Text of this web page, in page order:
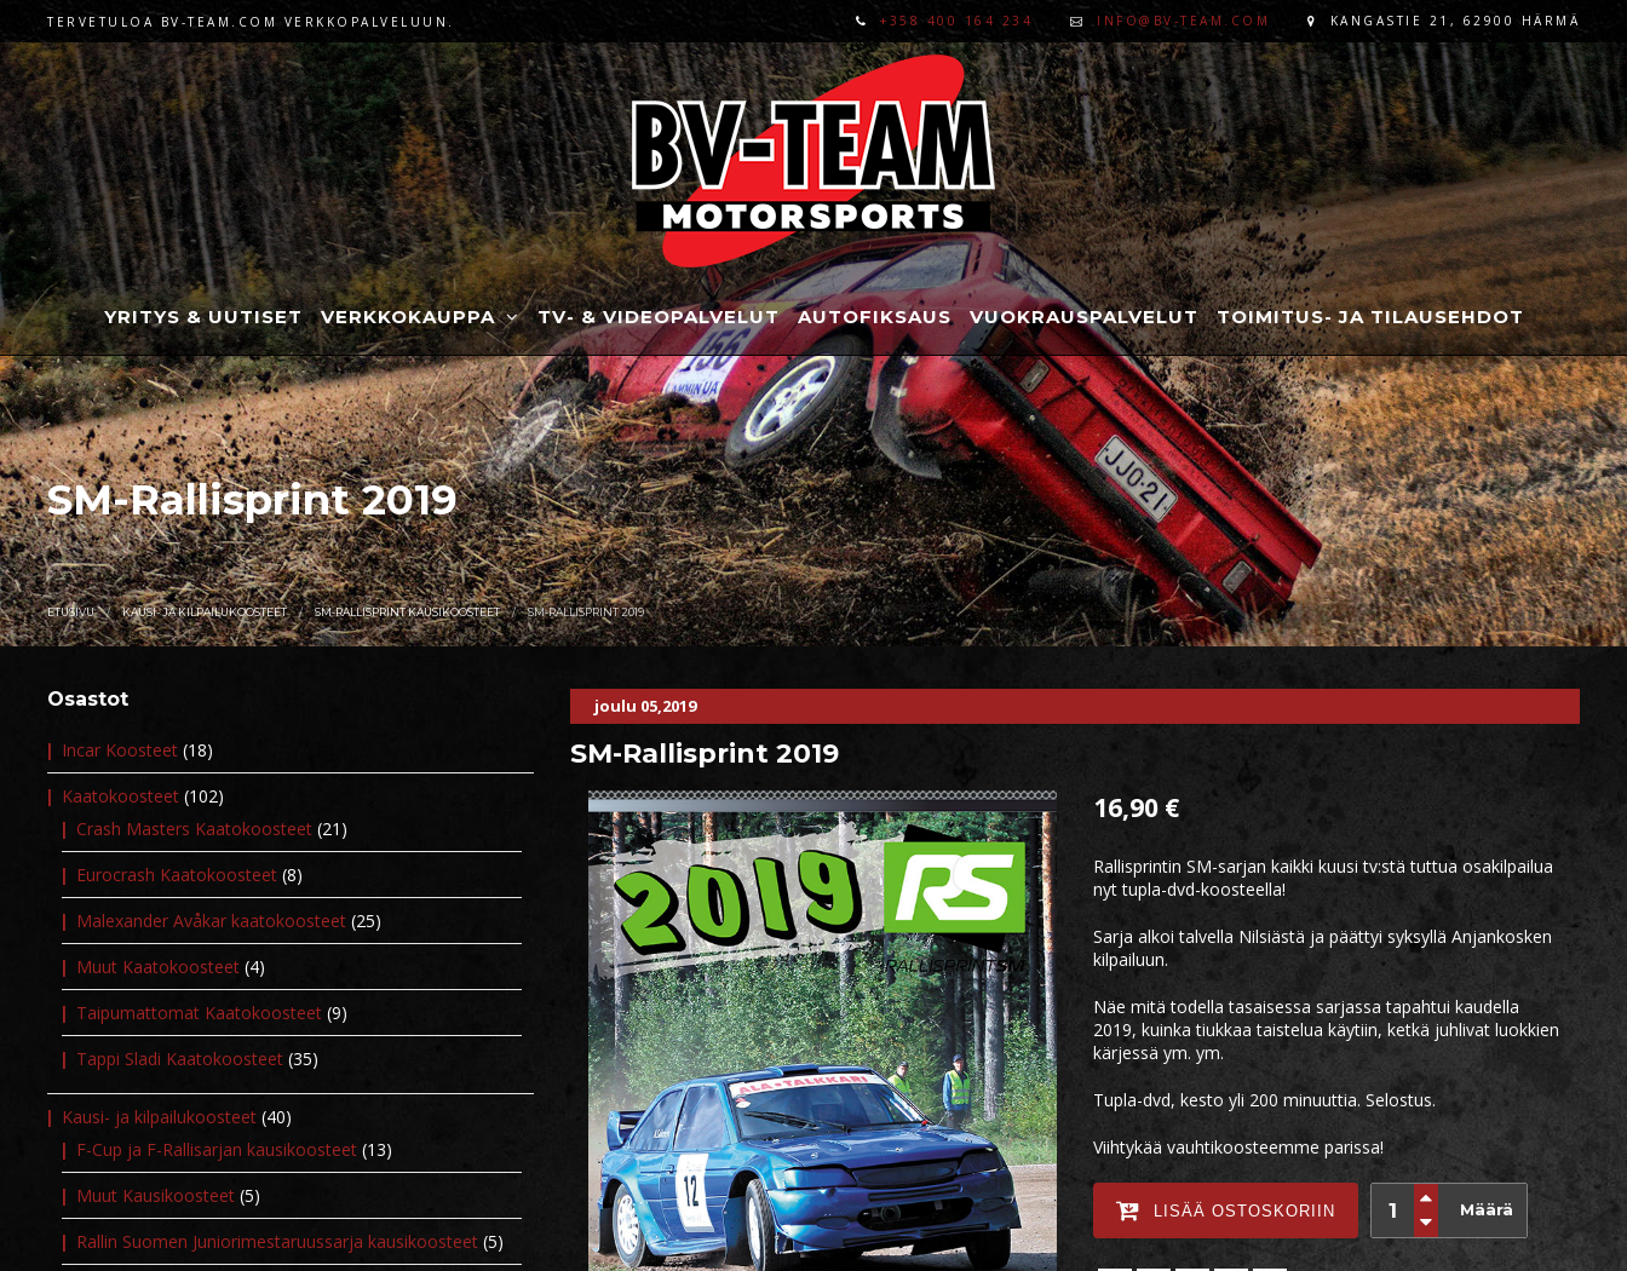
TERVETULOA BV-TEAM.COM VERKKOPALVELUUN. +358 400 164 234 INFO@BV-TEAM.COM KANGASTIE 21, 62900 HÄRMÄ
YRITYS & UUTISET VERKKOKAUPPA TV- & VIDEOPALVELUT AUTOFIKSAUS VUOKRAUSPALVELUT TOIMITUS- JA TILAUSEHDOT
SM-Rallisprint 2019
ETUSIVU KAUSI- JA KILPAILUKOOSTEET SM-RALLISPRINT KAUSIKOOSTEET SM-RALLISPRINT 2019
joulu 05,2019
SM-Rallisprint 2019
16,90 €
Rallisprintin SM-sarjan kaikki kuusi tv:stä tuttua osakilpailua
nyt tupla-dvd-koosteella!
Sarja alkoi talvella Nilsiästä ja päättyi syksyllä Anjankosken
kilpailuun.
Näe mitä todella tasaisessa sarjassa tapahtui kaudella
2019, kuinka tiukkaa taistelua käytiin, ketkä juhlivat luokkien
kärjessä ym. ym.
Tupla-dvd, kesto yli 200 minuuttia. Selostus.
Viihtykää vauhtikoosteemme parissa!
Määrä
LISÄÄ OSTOSKORIIN
Osastot
Incar Koosteet (18)
Kaatokoosteet (102)
Crash Masters Kaatokoosteet (21)
Eurocrash Kaatokoosteet (8)
Malexander Avåkar kaatokoosteet (25)
Muut Kaatokoosteet (4)
Taipumattomat Kaatokoosteet (9)
Tappi Sladi Kaatokoosteet (35)
Kausi- ja kilpailukoosteet (40)
F-Cup ja F-Rallisarjan kausikoosteet (13)
Muut Kausikoosteet (5)
Rallin Suomen Juniorimestaruussarja kausikoosteet (5)